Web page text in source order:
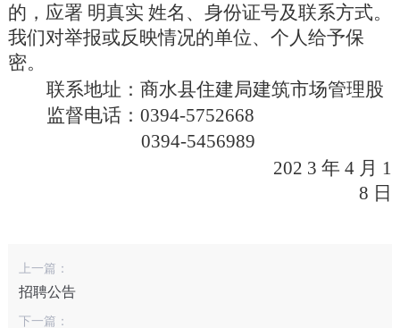
的，应署 明真实 姓名、身份证号及联系方式。
我们对举报或反映情况的单位、个人给予保
密。
联系地址：商水县住建局建筑市场管理股
监督电话：0394-5752668
0394-5456989
202 3年4 月 1
8 日
上一篇：
招聘公告
下一篇：